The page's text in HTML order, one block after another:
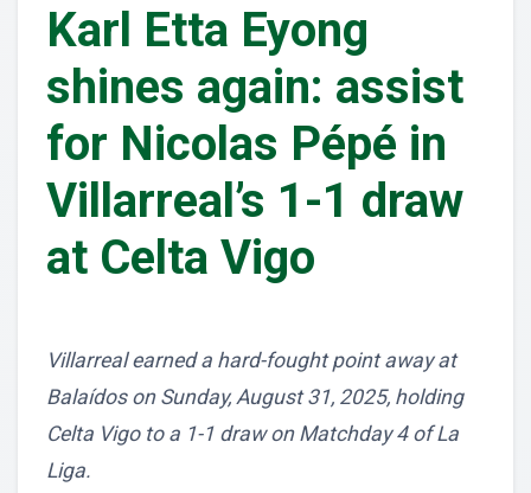
Karl Etta Eyong
shines again: assist
for Nicolas Pépé in
Villarreal’s 1-1 draw
at Celta Vigo
Villarreal earned a hard-fought point away at
Balaídos on Sunday, August 31, 2025, holding
Celta Vigo to a 1-1 draw on Matchday 4 of La
Liga.